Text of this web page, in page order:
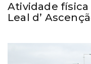
Atividade
Leal d’